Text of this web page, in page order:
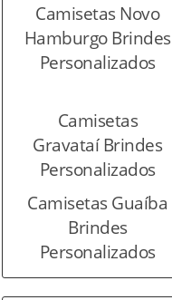
Camisetas Novo
Hamburgo Brindes
Personalizados
Camisetas
Gravataí Brindes
Personalizados
Camisetas Guaíba
Brindes
Personalizados